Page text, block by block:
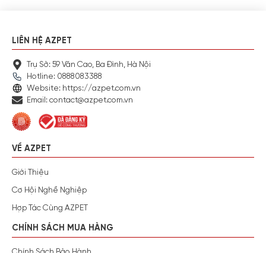
LIÊN HỆ AZPET
Trụ Sở: 59 Văn Cao, Ba Đình, Hà Nội
Hotline: 0888083388
Website: https://azpet.com.vn
Email: contact@azpet.com.vn
VỀ AZPET
Giới Thiệu
Cơ Hội Nghề Nghiệp
Hợp Tác Cùng AZPET
CHÍNH SÁCH MUA HÀNG